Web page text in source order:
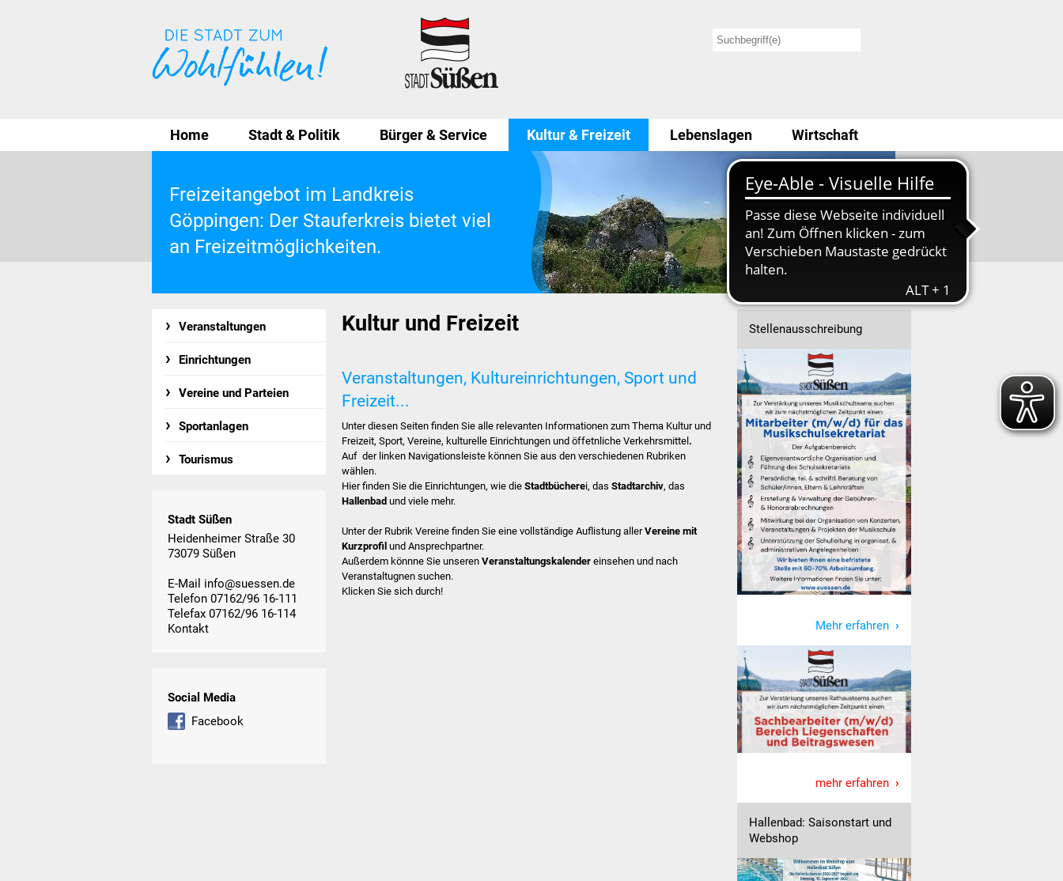
Home Stadt & Politik Bürger & Service Kultur & Freizeit Lebenslagen Wirtschaft
Freizeitangebot im Landkreis
Göppingen: Der Stauferkreis bietet viel
an Freizeitmöglichkeiten.
Veranstaltungen
Einrichtungen
Vereine und Parteien
Sportanlagen
Tourismus
Stadt Süßen
Heidenheimer Straße 30
73079 Süßen
E-Mail info@suessen.de
Telefon 07162/96 16-111
Telefax 07162/96 16-114
Kontakt
Social Media
Facebook
Kultur und Freizeit
Veranstaltungen, Kultureinrichtungen, Sport und
Freizeit...
Unter diesen Seiten finden Sie alle relevanten Informationen zum Thema Kultur und
Freizeit, Sport, Vereine, kulturelle Einrichtungen und öffetnliche Verkehrsmittel .
Auf der linken Navigationsleiste können Sie aus den verschiedenen Rubriken
wählen.
Hier finden Sie die Einrichtungen, wie die Stadtbücherei, das Stadtarchiv, das
Hallenbad und viele mehr.
Unter der Rubrik Vereine finden Sie eine vollständige Auflistung allerVereine mit
Kurzprofil und Ansprechpartner.
Außerdem könnne Sie unseren Veranstaltungskalender einsehen und nach
Veranstaltugnen suchen.
Klicken Sie sich durch!
Stellenausschreibung
Mehr erfahren
mehr erfahren
Hallenbad: Saisonstart und
Webshop